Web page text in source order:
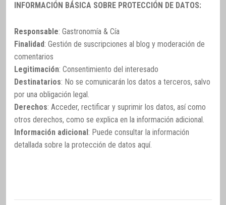
INFORMACIÓN BÁSICA SOBRE PROTECCIÓN DE DATOS:
Responsable: Gastronomía & Cía
Finalidad: Gestión de suscripciones al blog y moderación de
comentarios
Legitimación: Consentimiento del interesado
Destinatarios: No se comunicarán los datos a terceros, salvo
por una obligación legal.
Derechos: Acceder, rectificar y suprimir los datos, así como
otros derechos, como se explica en la información adicional.
Información adicional : Puede consultar la información
detallada sobre la protección de datos aquí.